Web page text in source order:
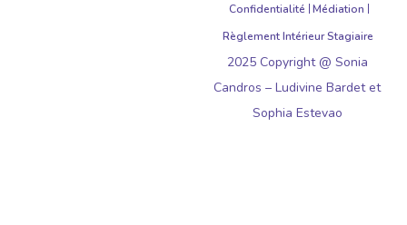
Confidentialité Médiation
Règlement Intérieur Stagiaire
2025 Copyright @ Sonia
Candros – Ludivine Bardet et
Sophia Estevao